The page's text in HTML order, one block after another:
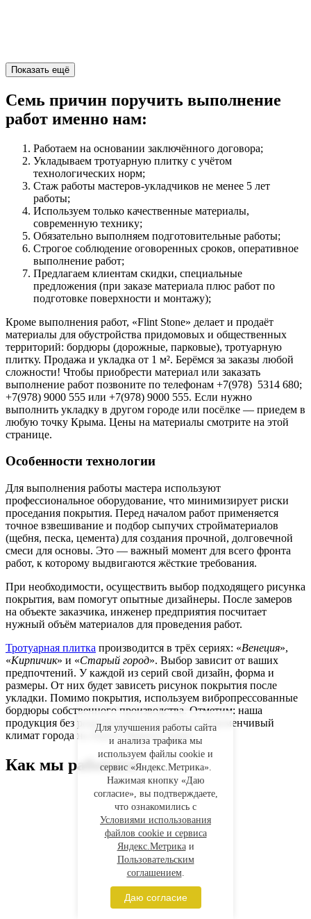
Показать ещё
Семь причин поручить выполнение
работ именно нам:
Работаем на основании заключённого договора;
Укладываем тротуарную плитку с учётом
технологических норм;
Стаж работы мастеров-укладчиков не менее 5 лет
работы;
Используем только качественные материалы,
современную технику;
Обязательно выполняем подготовительные работы;
Строгое соблюдение оговоренных сроков, оперативное
выполнение работ;
Предлагаем клиентам скидки, специальные
предложения (при заказе материала плюс работ по
подготовке поверхности и монтажу);
Кроме выполнения работ, «Flint Stone» делает и продаёт
материалы для обустройства придомовых и общественных
территорий: бордюры (дорожные, парковые), тротуарную
плитку. Продажа и укладка от 1 м². Берёмся за заказы любой
сложности! Чтобы приобрести материал или заказать
выполнение работ позвоните по телефонам +7(978) 5314 680;
+7(978) 9000 555 или +7(978) 9000 555. Если нужно
выполнить укладку в другом городе или посёлке — приедем в
любую точку Крыма. Цены на материалы смотрите на этой
странице.
Особенности технологии
Для выполнения работы мастера используют
профессиональное оборудование, что минимизирует риски
проседания покрытия. Перед началом работ применяется
точное взвешивание и подбор сыпучих стройматериалов
(щебня, песка, цемента) для создания прочной, долговечной
смеси для основы. Это — важный момент для всего фронта
работ, к которому выдвигаются жёсткие требования.
При необходимости, осуществить выбор подходящего рисунка
покрытия, вам помогут опытные дизайнеры. После замеров
на объекте заказчика, инженер предприятия посчитает
нужный объём материалов для проведения работ.
Тротуарная плитка производится в трёх сериях: «Венеция»,
«Кирпичик» и «Старый город». Выбор зависит от ваших
предпочтений. У каждой из серий свой дизайн, форма и
размеры. От них будет зависеть рисунок покрытия после
укладки. Помимо покрытия, используем вибропрессованные
бордюры собственного производства. Отметим: наша
продукция без разрушений выдерживает переменчивый
климат города на берегу Чёрного моря.
Как мы работаем
Для улучшения работы сайта
и анализа трафика мы
используем файлы cookie и
сервис «Яндекс.Метрика».
Нажимая кнопку «Даю
согласие», вы подтверждаете,
что ознакомились с
Условиями использования
файлов cookie и сервиса
Яндекс.Метрикаи
Пользовательским
соглашением.
Даю согласие